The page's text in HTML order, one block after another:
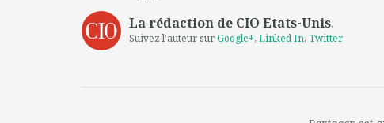
La rédaction de CIO Etats-Unis,
Suivez l'auteur surGoogle+, Linked In, Twitter